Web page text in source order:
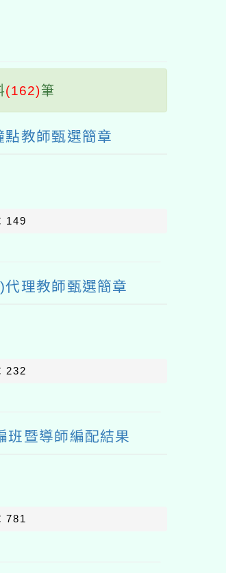
(162)筆
教師甄選簡章
149
理教師甄選簡章
232
班暨導師編配結果
781